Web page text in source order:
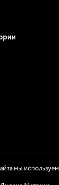
магазин
мы используем